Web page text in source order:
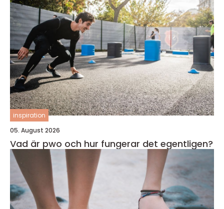
inspiration
05. August 2026
Vad är pwo och hur fungerar det egentligen?